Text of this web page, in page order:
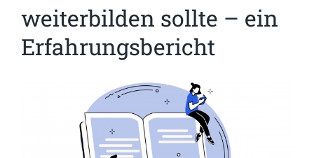
weiterbilden sollte – ein
Erfahrungsbericht